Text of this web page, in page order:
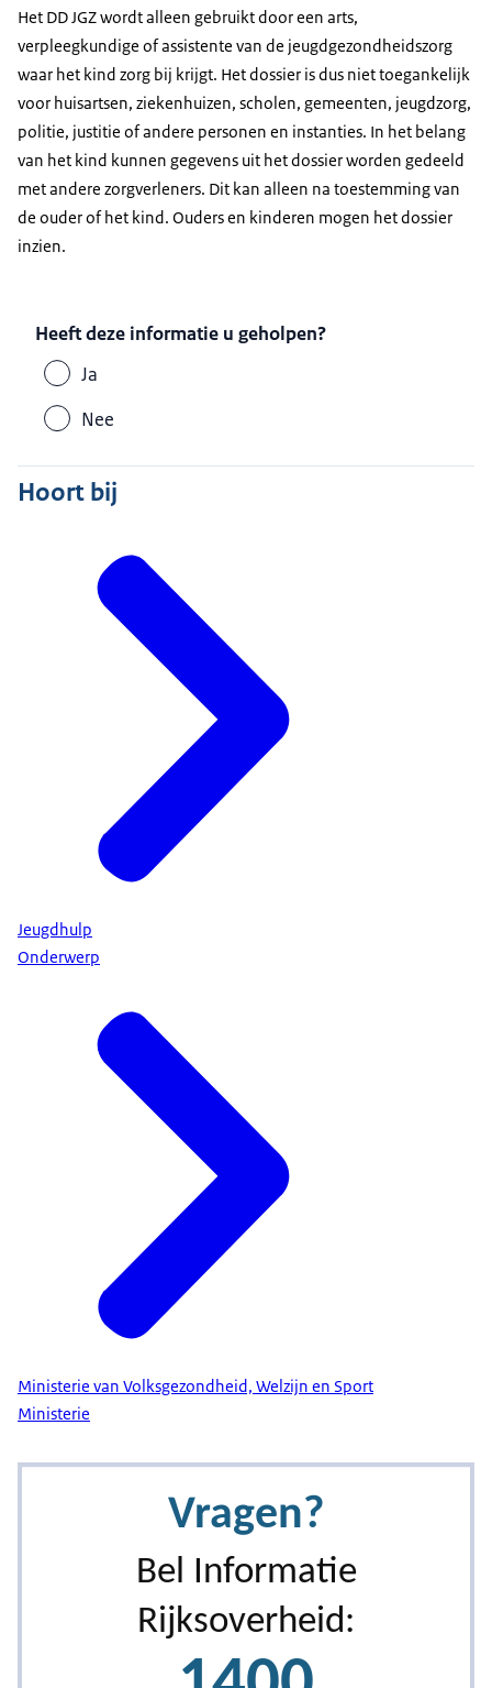
Het DD JGZ wordt alleen gebruikt door een arts,
verpleegkundige of assistente van de jeugdgezondheidszorg
waar het kind zorg bij krijgt. Het dossier is dus niet toegankelijk
voor huisartsen, ziekenhuizen, scholen, gemeenten, jeugdzorg,
politie, justitie of andere personen en instanties. In het belang
van het kind kunnen gegevens uit het dossier worden gedeeld
met andere zorgverleners. Dit kan alleen na toestemming van
de ouder of het kind. Ouders en kinderen mogen het dossier
inzien.
Heeft deze informatie u geholpen?
Ja
Nee
Hoort bij
Jeugdhulp
Onderwerp
Ministerie van Volksgezondheid, Welzijn en Sport
Ministerie